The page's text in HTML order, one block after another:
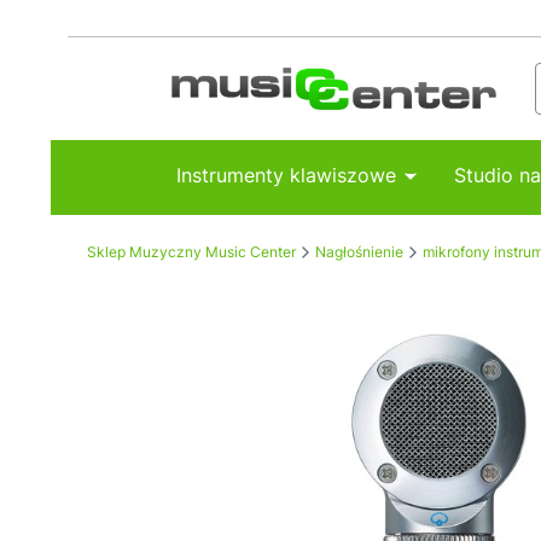
Instrumenty klawiszowe Studio
Sklep Muzyczny Music Center Nagłośnienie mikrofony